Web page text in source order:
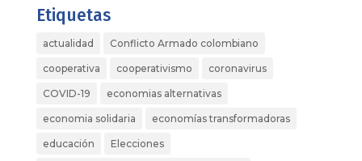
Etiquetas
actualidad Conflicto Armado colombiano
cooperativa cooperativismo coronavirus
COVID-19 economias alternativas
economia solidaria economías transformadoras
educación Elecciones